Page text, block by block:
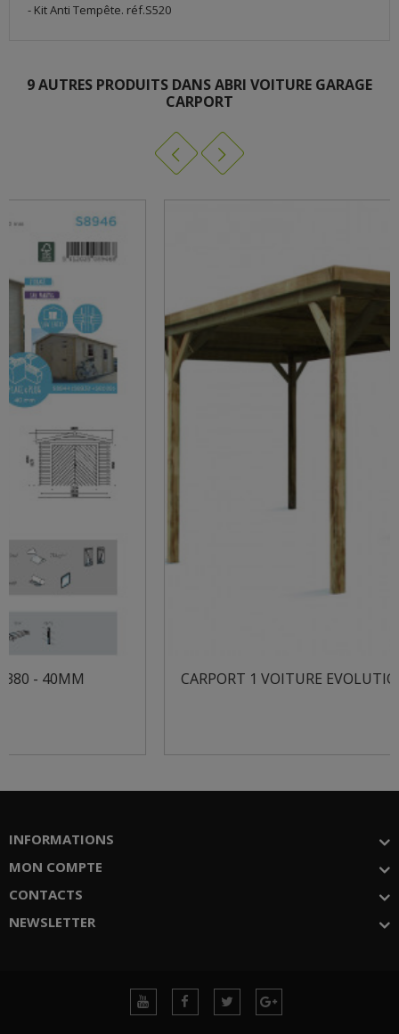
- Kit Anti Tempête. réf.S520
TÉLÉCHARGEMENT (6.11M)
9 AUTRES PRODUITS DANS ABRI VOITURE GARAGE
CARPORT
CARPORT 1 VOITURE EVOLUTION-1 AVEC...
INFORMATIONS
MON COMPTE
CONTACTS
NEWSLETTER